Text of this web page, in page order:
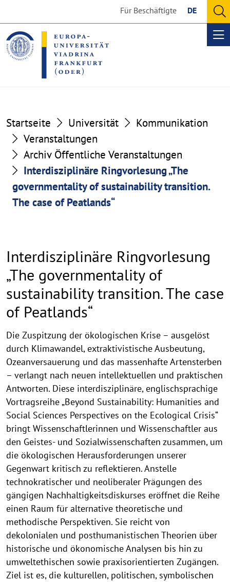
the
content
section
the
footer
section
Für Beschäftigte DE
Startseite Universität
Kommunikation
Veranstaltungen
Archiv Öffentliche Veranstaltungen
Interdisziplinäre Ringvorlesung „The
governmentality of sustainability transition.
The case of Peatlands“
Interdisziplinäre Ringvorlesung
„The governmentality of
sustainability transition. The case
of Peatlands“
Die Zuspitzung der ökologischen Krise – ausgelöst
durch Klimawandel, extraktivistische Ausbeutung,
Ozeanversauerung und das massenhafte Artensterben
– verlangt nach neuen intellektuellen und praktischen
Antworten. Diese interdisziplinäre, englischsprachige
Vortragsreihe „Beyond Sustainability: Humanities and
Social Sciences Perspectives on the Ecological Crisis“
bringt Wissenschaftlerinnen und Wissenschaftler aus
den Geistes- und Sozialwissenschaften zusammen, um
die ökologischen Herausforderungen unserer
Gegenwart kritisch zu reflektieren. Anstelle
technokratischer und neoliberaler Prägungen des
gängigen Nachhaltigkeitsdiskurses eröffnet die Reihe
einen Raum für alternative theoretische und
methodische Perspektiven. Sie reicht von
dekolonialen und posthumanistischen Theorien über
historische und ökonomische Analysen bis hin zu
umweltethischen sowie praxisorientierten Zugängen.
Ziel ist es, die kulturellen, politischen, symbolischen